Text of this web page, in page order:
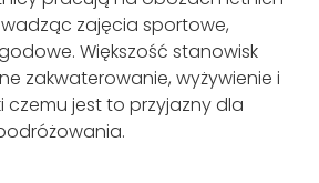
zajęcia sportowe,
Większość stanowisk
zakwaterowanie, wyżywienie i
czemu jest to przyjazny dla